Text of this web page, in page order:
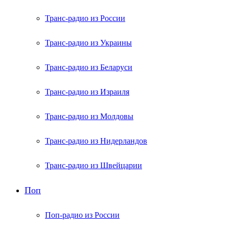
Транс-радио из России
Транс-радио из Украины
Транс-радио из Беларуси
Транс-радио из Израиля
Транс-радио из Молдовы
Транс-радио из Нидерландов
Транс-радио из Швейцарии
Поп
Поп-радио из России